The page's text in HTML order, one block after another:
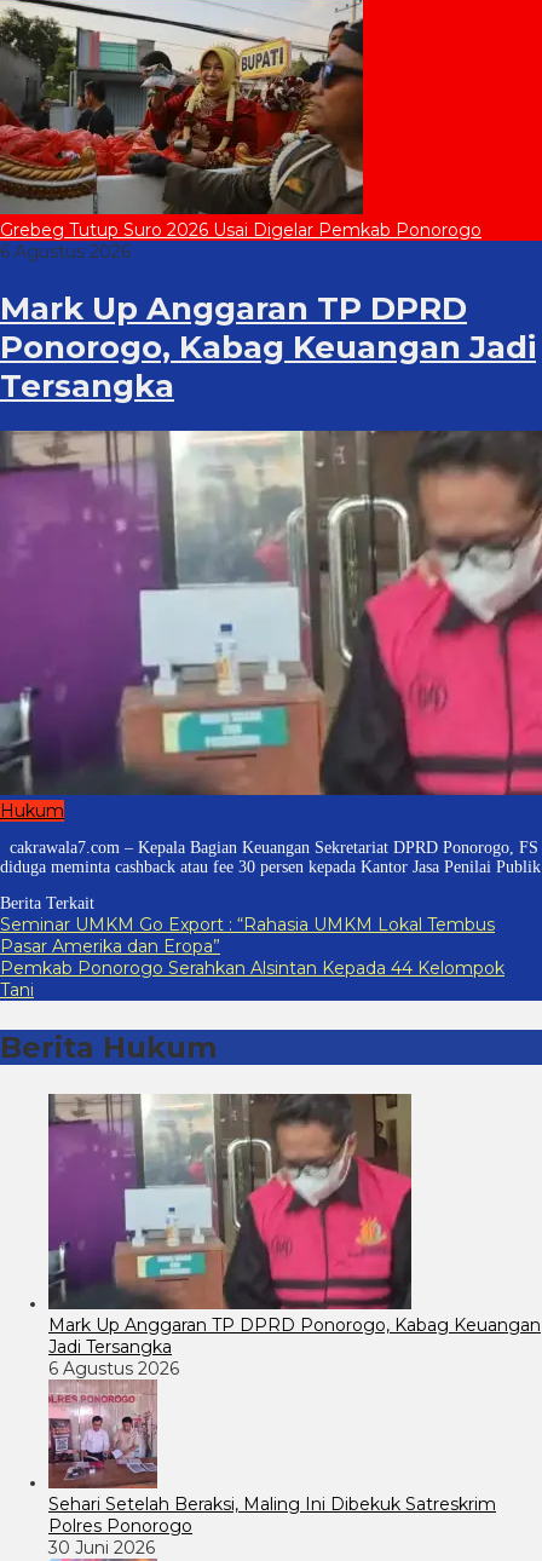
Grebeg Tutup Suro 2026 Usai Digelar Pemkab Ponorogo
6 Agustus 2026
Mark Up Anggaran TP DPRD
Ponorogo, Kabag Keuangan Jadi
Tersangka
Hukum
cakrawala7.com – Kepala Bagian Keuangan Sekretariat DPRD Ponorogo, FS
diduga meminta cashback atau fee 30 persen kepada Kantor Jasa Penilai Publik
Berita Terkait
Seminar UMKM Go Export : “Rahasia UMKM Lokal Tembus
Pasar Amerika dan Eropa”
Pemkab Ponorogo Serahkan Alsintan Kepada 44 Kelompok
Tani
Berita Hukum
Mark Up Anggaran TP DPRD Ponorogo, Kabag Keuangan
Jadi Tersangka
6 Agustus 2026
Sehari Setelah Beraksi, Maling Ini Dibekuk Satreskrim
Polres Ponorogo
30 Juni 2026